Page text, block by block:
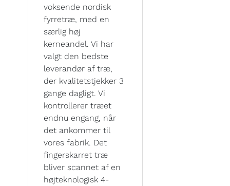
voksende nordisk
fyrretræ, med en
særlig høj
kerneandel. Vi har
valgt den bedste
leverandør af træ,
der kvalitetstjekker 3
gange dagligt. Vi
kontrollerer træet
endnu engang, når
det ankommer til
vores fabrik. Det
fingerskarret træ
bliver scannet af en
højteknologisk 4-